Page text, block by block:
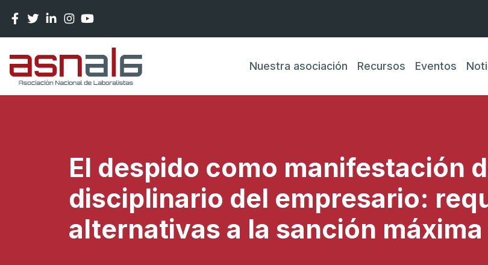
Nuestra asociación Recursos Eventos
El despido como manifestación
disciplinario del empresario:
alternativas a la sanción máxima